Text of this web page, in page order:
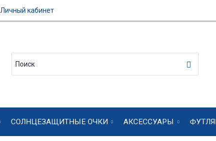
Личный кабинет
СОЛНЦЕЗАЩИТНЫЕ ОЧКИ АКСЕССУАРЫ